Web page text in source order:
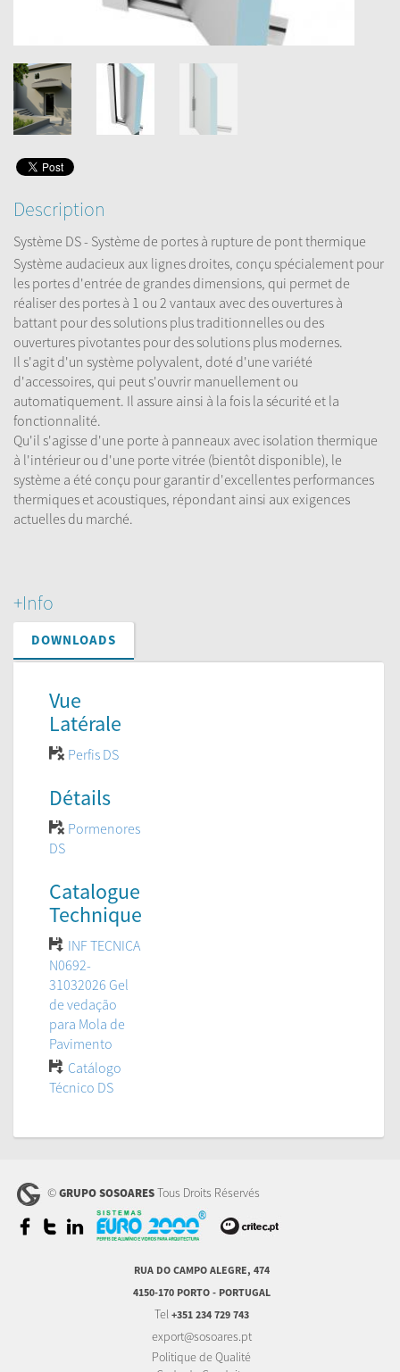
Description
Système DS - Système de portes à rupture de pont thermique
Système audacieux aux lignes droites, conçu spécialement pour
les portes d'entrée de grandes dimensions, qui permet de
réaliser des portes à 1 ou 2 vantaux avec des ouvertures à
battant pour des solutions plus traditionnelles ou des
ouvertures pivotantes pour des solutions plus modernes.
Il s'agit d'un système polyvalent, doté d'une variété
d'accessoires, qui peut s'ouvrir manuellement ou
automatiquement. Il assure ainsi à la fois la sécurité et la
fonctionnalité.
Qu'il s'agisse d'une porte à panneaux avec isolation thermique
à l'intérieur ou d'une porte vitrée (bientôt disponible), le
système a été conçu pour garantir d'excellentes performances
thermiques et acoustiques, répondant ainsi aux exigences
actuelles du marché.
+Info
DOWNLOADS
Vue
Latérale
Perfis DS
Détails
Pormenores
DS
Catalogue
Technique
INF TECNICA
N0692-
31032026 Gel
de vedação
para Mola de
Pavimento
Catálogo
Técnico DS
©GRUPO SOSOARESTous Droits Réservés
RUA DO CAMPO ALEGRE, 474
4150-170 PORTO - PORTUGAL
Tel +351 234 729 743
export@sosoares.pt
Politique de Qualité